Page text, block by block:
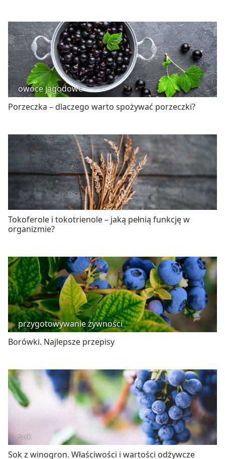
owoce jagodowe
Porzeczka – dlaczego warto spożywać porzeczki?
Tokoferole i tokotrienole – jaką pełnią funkcję w
organizmie?
przygotowywanie żywności
Borówki. Najlepsze przepisy
sok
Sok z winogron. Właściwości i wartości odżywcze